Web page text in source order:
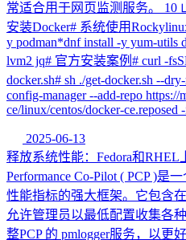
常适合用于网页监测服务。 10
安装Docker# 系统使用
y podman*dnf install -y yum-utils
lvm2 jq# 官方安装案例# curl -
docker.sh# sh ./get-docker.sh --
config-manager --add-repo
ce/linux/centos/docker-ce.reposed
2025-06-13
释放系统性能：Fedora和RHEL
Performance Co-Pilot ( PCP )是
性能指标的强大框架。它包含在
允许管理员以最低配置收集各
整PCP 的 pmlogger服务，以